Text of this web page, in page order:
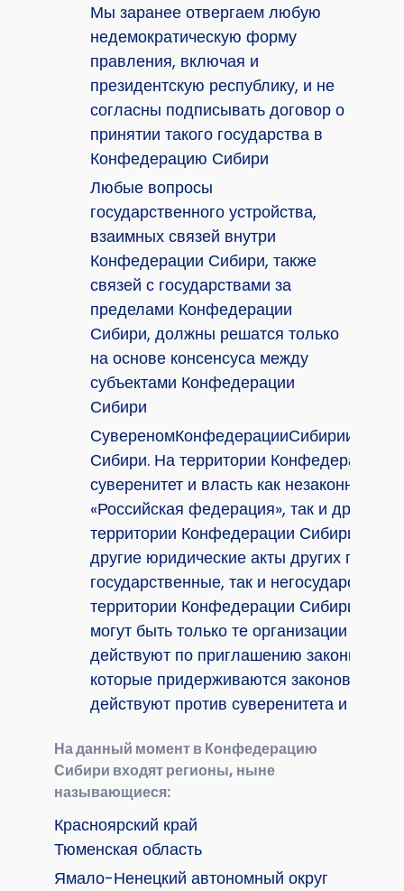
Мы заранее отвергаем любую
недемократическую форму
правления, включая и
президентскую республику, и не
согласны подписывать договор о
принятии такого государства в
Конфедерацию Сибири
Любые вопросы
государственного устройства,
взаимных связей внутри
Конфедерации Сибири, также
связей с государствами за
пределами Конфедерации
Сибири, должны решатся только
на основе консенсуса между
субъектами Конфедерации
Сибири
Сибири. На территории Конфедерации
суверенитет и власть как незаконного
«Российская федерация», так и других
территории Конфедерации Сибири не
другие юридические акты других
государственные, так и
территории Конфедерации Сибири
могут быть только те организации
действуют по приглашению законной
которые придерживаются законов
действуют против суверенитета и
На данный момент в Конфедерацию
Сибири входят регионы, ныне
называющиеся:
Красноярский край
Тюменская область
Ямало-Ненецкий автономный округ